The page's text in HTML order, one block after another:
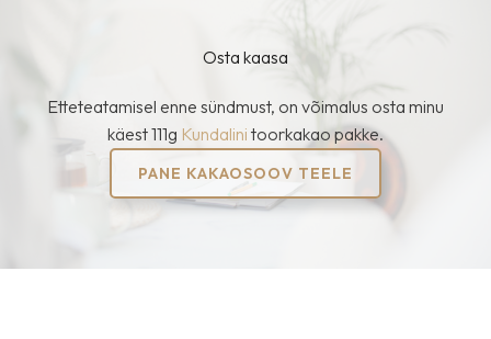
Osta kaasa
Etteteatamisel enne sündmust, on võimalus osta minu
käest 111g Kundalini toorkakao pakke.
PANE KAKAOSOOV TEELE